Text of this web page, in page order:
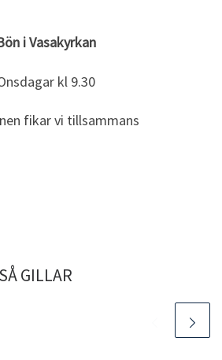
i Vasakyrkan
kl 9.30
fikar vi tillsammans
GILLAR